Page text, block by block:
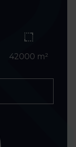
42000 m²